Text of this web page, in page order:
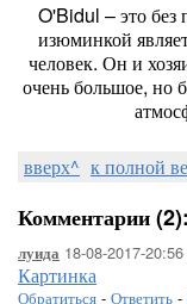
O'Bidul – это без
изюминкой
человек. Он и
очень большое, но
вверх^ к полной
Комментарии (2):
луида 18-08-2017-20:56
Картинка
Обратиться - Ответить -